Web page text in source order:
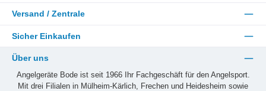
Versand / Zentrale
Sicher Einkaufen
Über uns
Angelgeräte Bode ist seit 1966 Ihr Fachgeschäft für den Angelsport.
Mit drei Filialen in Mülheim-Kärlich, Frechen und Heidesheim sowie